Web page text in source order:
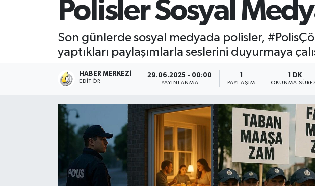
Polisler Sosyal
Son günlerde sosyal medyada polisler,
yaptıkları paylaşımlarla seslerini duyurmaya
HABER MERKEZI
EDITÖR
29.06.2025 - 00:00
YAYINLANMA
1
PAYLAŞIM
1 DK
OKUNMA
Asayiş Haberleri
Ulusal Haberler